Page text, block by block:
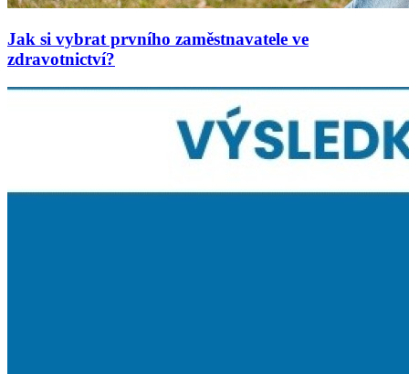
Jak si vybrat prvního zaměstnavatele ve
zdravotnictví?